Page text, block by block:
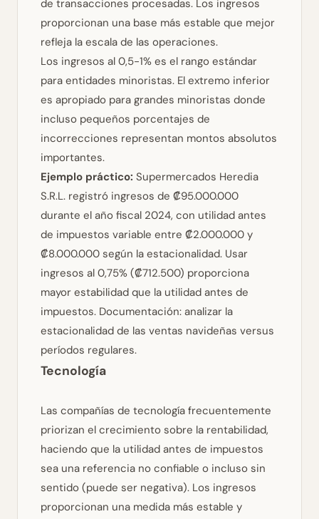
de transacciones procesadas. Los ingresos
proporcionan una base más estable que mejor
refleja la escala de las operaciones.
Los ingresos al 0,5-1% es el rango estándar
para entidades minoristas. El extremo inferior
es apropiado para grandes minoristas donde
incluso pequeños porcentajes de
incorrecciones representan montos absolutos
importantes.
Ejemplo práctico: Supermercados Heredia
S.R.L. registró ingresos de ₡95.000.000
durante el año fiscal 2024, con utilidad antes
de impuestos variable entre ₡2.000.000 y
₡8.000.000 según la estacionalidad. Usar
ingresos al 0,75% (₡712.500) proporciona
mayor estabilidad que la utilidad antes de
impuestos. Documentación: analizar la
estacionalidad de las ventas navideñas versus
períodos regulares.
Tecnología
Las compañías de tecnología frecuentemente
priorizan el crecimiento sobre la rentabilidad,
haciendo que la utilidad antes de impuestos
sea una referencia no confiable o incluso sin
sentido (puede ser negativa). Los ingresos
proporcionan una medida más estable y